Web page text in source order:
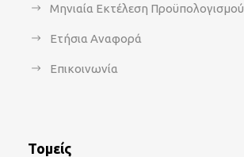
Μηνιαία Εκτέλεση Προϋπολογισμού
Ετήσια Αναφορά
Επικοινωνία
Τομείς